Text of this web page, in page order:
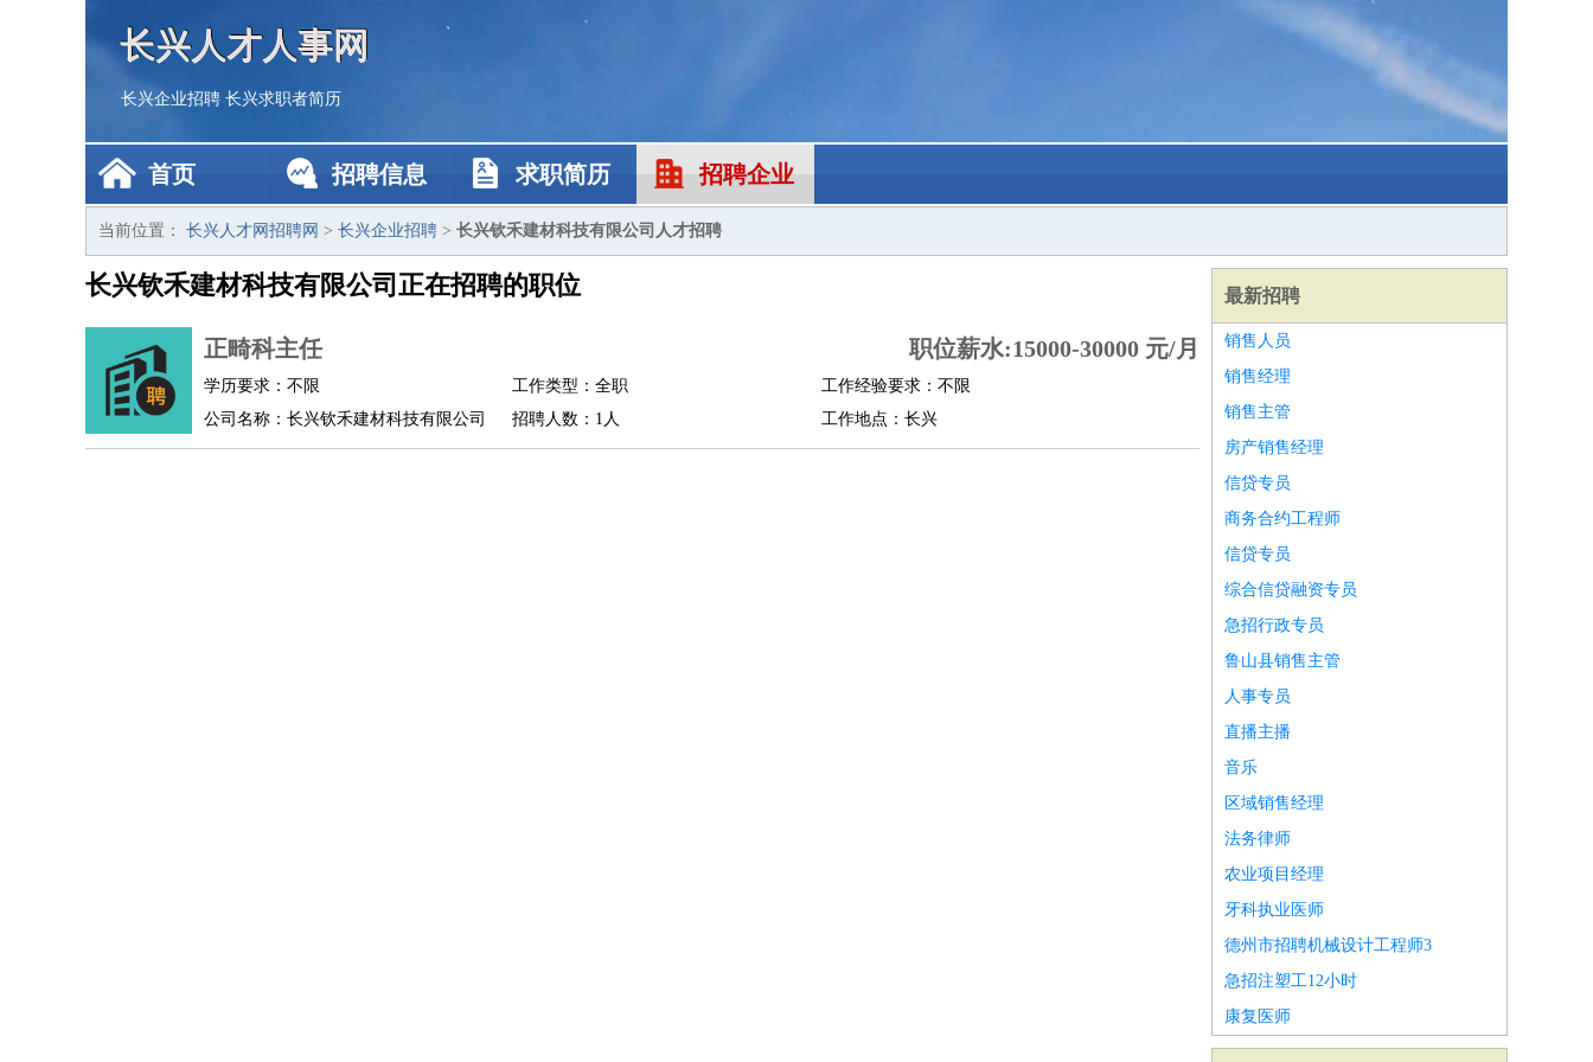
长兴人才人事网
长兴企业招聘 长兴求职者简历
首页 招聘信息 求职简历 招聘企业
当前位置： 长兴人才网招聘网 > 长兴企业招聘 > 长兴钦禾建材科技有限公司人才招聘
长兴钦禾建材科技有限公司正在招聘的职位
正畸科主任 职位薪水:15000-30000 元/月
学历要求：不限 工作类型：全职
工作经验要求：不限
公司名称：长兴钦禾建材科技有限公司
招聘人数：1人 工作地点：长兴
最新招聘
销售人员
销售经理
销售主管
房产销售经理
信贷专员
商务合约工程师
信贷专员
综合信贷融资专员
急招行政专员
鲁山县销售主管
人事专员
直播主播
音乐
区域销售经理
法务律师
农业项目经理
牙科执业医师
德州市招聘机械设计工程师3
急招注塑工12小时
康复医师